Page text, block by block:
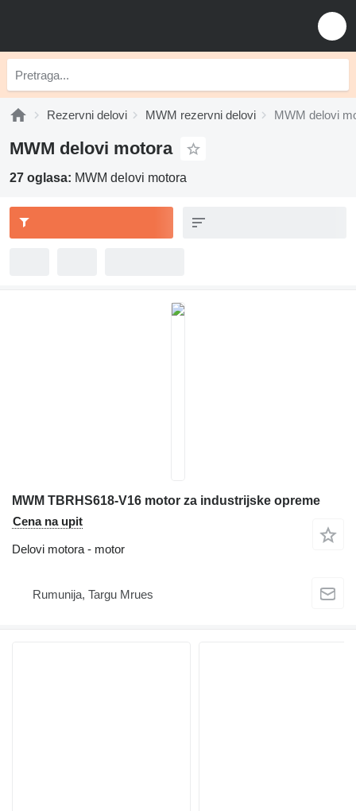
Rezervni delovi MWM rezervni delovi MWM delovi
MWM delovi motora
27 oglasa: MWM delovi motora
MWM TBRHS618-V16 motor za industrijske opreme
Cena na upit
Delovi motora - motor
Rumunija, Targu Mrues